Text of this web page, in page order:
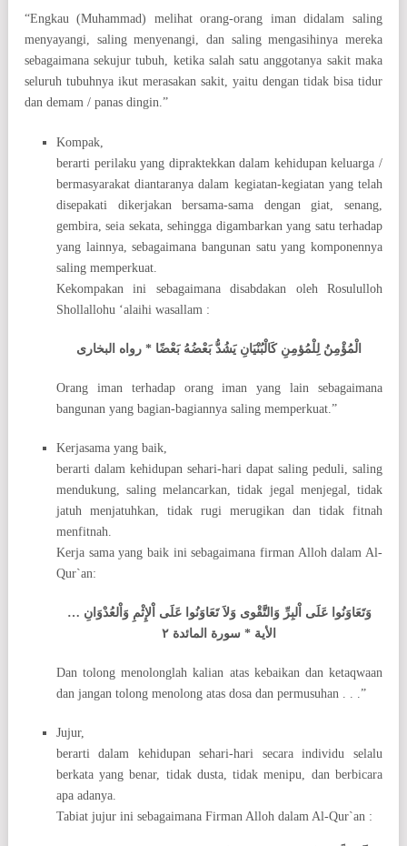
“Engkau (Muhammad) melihat orang-orang iman didalam saling
menyayangi, saling menyenangi, dan saling mengasihinya mereka
sebagaimana sekujur tubuh, ketika salah satu anggotanya sakit maka
seluruh tubuhnya ikut merasakan sakit, yaitu dengan tidak bisa tidur
dan demam / panas dingin.”
Kompak,
berarti perilaku yang dipraktekkan dalam kehidupan keluarga /
bermasyarakat diantaranya dalam kegiatan-kegiatan yang telah
disepakati dikerjakan bersama-sama dengan giat, senang,
gembira, seia sekata, sehingga digambarkan yang satu terhadap
yang lainnya, sebagaimana bangunan satu yang komponennya
saling memperkuat.
Kekompakan ini sebagaimana disabdakan oleh Rosululloh
Shollallohu ‘alaihi wasallam :
الْمُؤْمِنُ لِلْمُؤمِنِ كَالْبُنْيَانِ يَشُدُّ بَعْضُهُ بَعْضًا * رواه البخارى
Orang iman terhadap orang iman yang lain sebagaimana
bangunan yang bagian-bagiannya saling memperkuat.”
Kerjasama yang baik,
berarti dalam kehidupan sehari-hari dapat saling peduli, saling
mendukung, saling melancarkan, tidak jegal menjegal, tidak
jatuh menjatuhkan, tidak rugi merugikan dan tidak fitnah
menfitnah.
Kerja sama yang baik ini sebagaimana firman Alloh dalam Al-
Qur`an:
وَتَعَاوَنُوا عَلَى اْلبِرِّ وَالتَّقْوى وَلاَ تَعَاوَنُوا عَلَى اْلإِثْمِ وَاْلعُدْوَانِ …
الأية * سورة المائدة ٢
Dan tolong menolonglah kalian atas kebaikan dan ketaqwaan
dan jangan tolong menolong atas dosa dan permusuhan . . .”
Jujur,
berarti dalam kehidupan sehari-hari secara individu selalu
berkata yang benar, tidak dusta, tidak menipu, dan berbicara
apa adanya.
Tabiat jujur ini sebagaimana Firman Alloh dalam Al-Qur`an :